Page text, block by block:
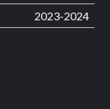
2023-2024